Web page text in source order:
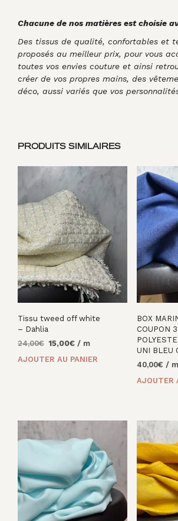
Chacune de nos matières est choisie
Des tissus de qualité, confortables et
proposés au meilleur prix, pour vous
toutes vos envies couture et ainsi
créer de vos propres mains, des
déco, aussi variés que vos
PRODUITS SIMILAIRES
Tissu tweed off white
– Dahlia
24,00€ Le
initial
15,00€Le
actuel
/ m
AJOUTER AU PANIER
BOX
COUPON
UNI BLEU
40,00€ / m
AJOUTER